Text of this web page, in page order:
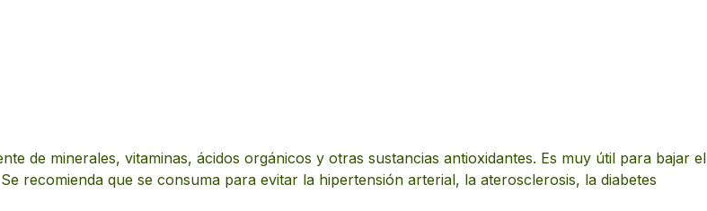
de minerales, vitaminas, ácidos orgánicos y otras sustancias antioxidantes. Es muy útil para bajar el
recomienda que se consuma para evitar la hipertensión arterial, la aterosclerosis, la diabetes